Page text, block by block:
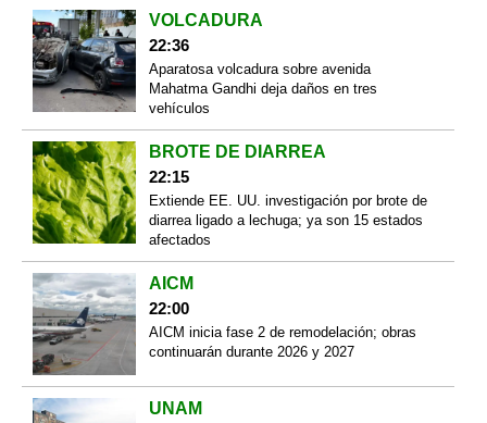
VOLCADURA
22:36
Aparatosa volcadura sobre avenida
Mahatma Gandhi deja daños en tres
vehículos
BROTE DE DIARREA
22:15
Extiende EE. UU. investigación por brote de
diarrea ligado a lechuga; ya son 15 estados
afectados
AICM
22:00
AICM inicia fase 2 de remodelación; obras
continuarán durante 2026 y 2027
UNAM